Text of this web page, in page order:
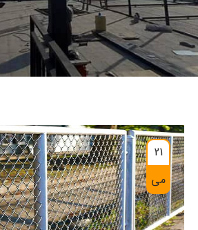
21
می